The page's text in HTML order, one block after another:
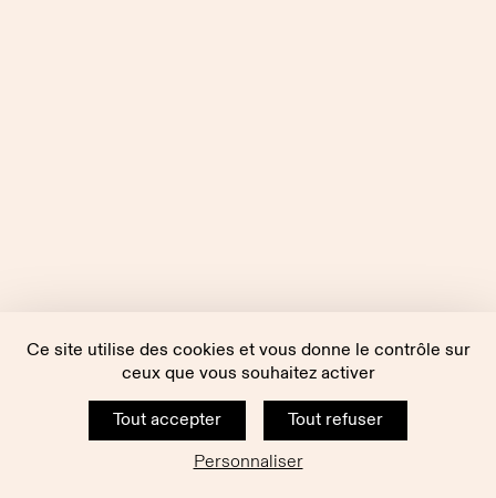
Ce site utilise des cookies et vous donne le contrôle sur
ceux que vous souhaitez activer
Tout accepter
Tout refuser
Personnaliser